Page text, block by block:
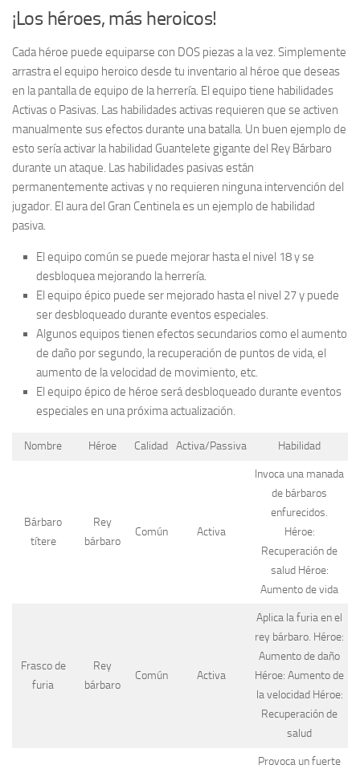
¡Los héroes, más heroicos!
Cada héroe puede equiparse con DOS piezas a la vez. Simplemente
arrastra el equipo heroico desde tu inventario al héroe que deseas
en la pantalla de equipo de la herrería. El equipo tiene habilidades
Activas o Pasivas. Las habilidades activas requieren que se activen
manualmente sus efectos durante una batalla. Un buen ejemplo de
esto sería activar la habilidad Guantelete gigante del Rey Bárbaro
durante un ataque. Las habilidades pasivas están
permanentemente activas y no requieren ninguna intervención del
jugador. El aura del Gran Centinela es un ejemplo de habilidad
pasiva.
El equipo común se puede mejorar hasta el nivel 18 y se
desbloquea mejorando la herrería.
El equipo épico puede ser mejorado hasta el nivel 27 y puede
ser desbloqueado durante eventos especiales.
Algunos equipos tienen efectos secundarios como el aumento
de daño por segundo, la recuperación de puntos de vida, el
aumento de la velocidad de movimiento, etc.
El equipo épico de héroe será desbloqueado durante eventos
especiales en una próxima actualización.
Nombre Héroe Calidad Activa/Passiva Habilidad
Bárbaro
títere
Rey
bárbaro
Común Activa
Invoca una manada
de bárbaros
enfurecidos.
Héroe:
Recuperación de
salud Héroe:
Aumento de vida
Frasco de
furia
Rey
bárbaro
Común Activa
Aplica la furia en el
rey bárbaro. Héroe:
Aumento de daño
Héroe: Aumento de
la velocidad Héroe:
Recuperación de
salud
Provoca un fuerte